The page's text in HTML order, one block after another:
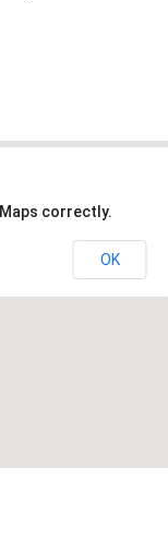
correctly.
OK